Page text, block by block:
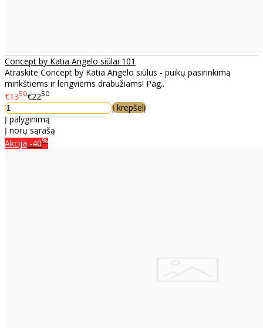
Concept by Katia Angelo siūlai 101
Atraskite Concept by Katia Angelo siūlus - puikų pasirinkimą
minkštiems ir lengviems drabužiams! Pag..
€1350€2250
Į krepšelį
Į palyginimą
Į norų sąrašą
Akcija -40%